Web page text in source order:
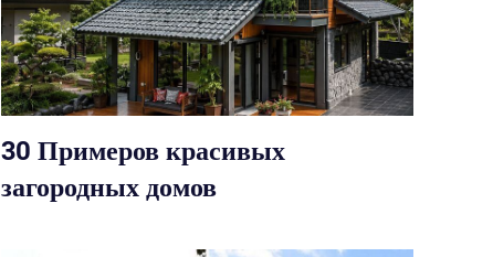
30 Примеров красивых
загородных домов